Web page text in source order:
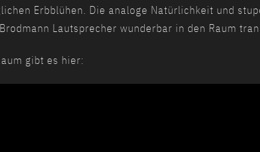
Erbblühen. Die analoge Natürlichkeit und
Lautsprecher wunderbar in den Raum
gibt es hier: